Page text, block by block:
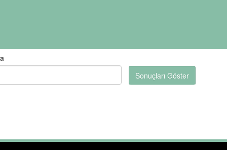
Sonuçları Göster